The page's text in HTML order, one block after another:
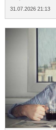
31.07.2026 21:13